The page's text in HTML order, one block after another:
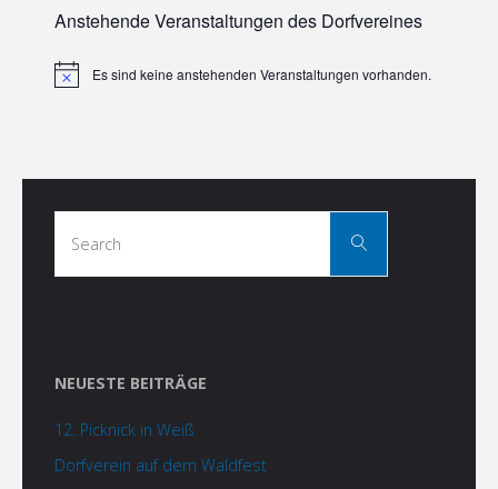
leider
Anstehende Veranstaltungen des Dorfvereines
HinweisEs sind keine anstehenden Veranstaltungen vorhanden.
Search
NEUESTE BEITRÄGE
12. Picknick in Weiß
Dorfverein auf dem Waldfest